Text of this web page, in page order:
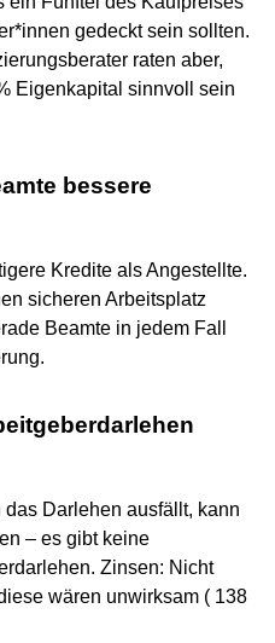
gedeckt sein sollten.
raten aber,
Eigenkapital sinnvoll sein
bessere
Kredite als Angestellte.
sicheren Arbeitsplatz
Beamte in jedem Fall
Darlehen ausfällt, kann
– es gibt keine
Zinsen: Nicht
wären unwirksam ( 138